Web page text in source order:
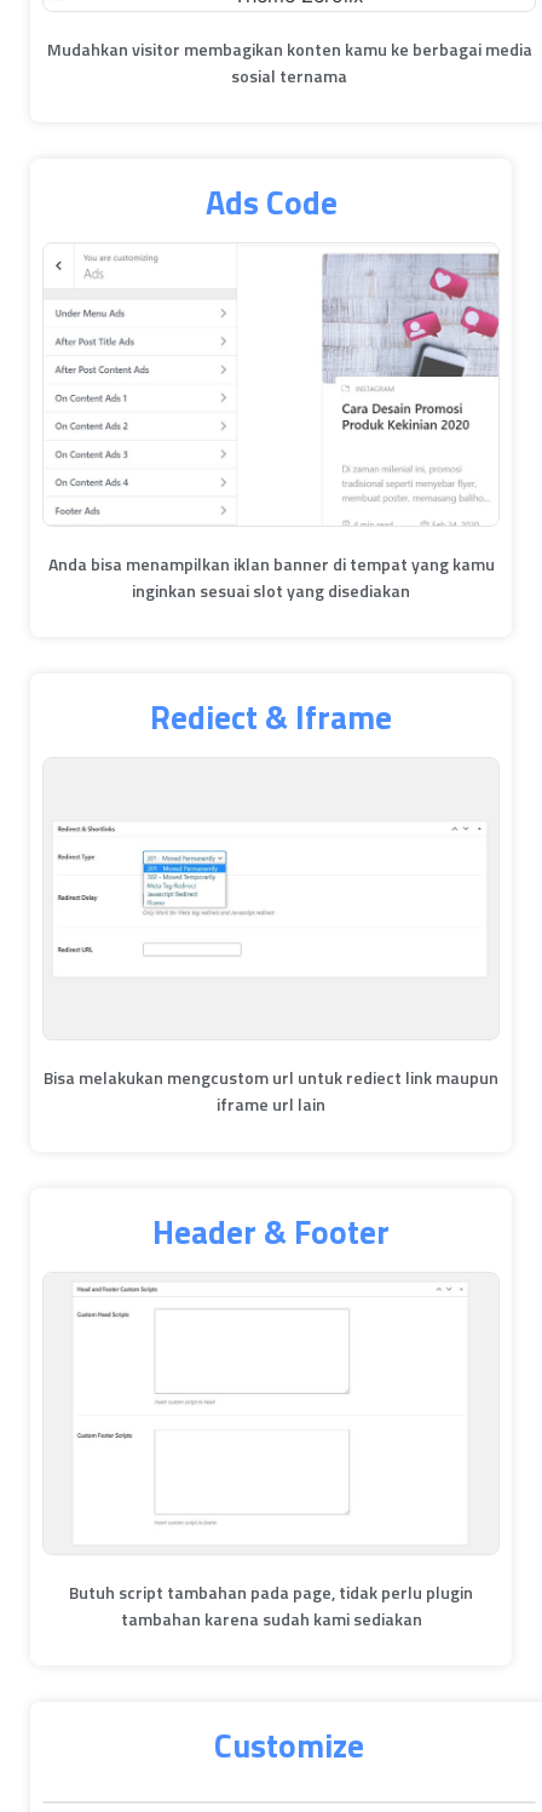
Mudahkan visitor membagikan konten kamu ke berbagai media
sosial ternama
Ads Code
Anda bisa menampilkan iklan banner di tempat yang kamu
inginkan sesuai slot yang disediakan
Rediect & Iframe
Bisa melakukan mengcustom url untuk rediect link maupun
iframe url lain
Header & Footer
Butuh script tambahan pada page, tidak perlu plugin
tambahan karena sudah kami sediakan
Customize